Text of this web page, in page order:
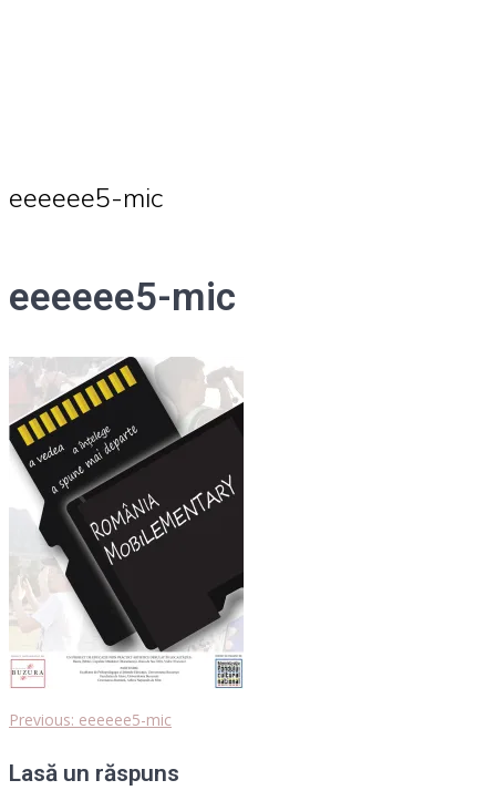
eeeeee5-mic
eeeeee5-mic
Navigare
în
Previous: Previous
eeeeee5-mic
Lasă un răspuns